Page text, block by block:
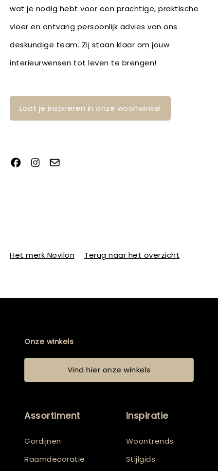
wat je nodig hebt voor een prachtige, praktische
vloer en ontvang persoonlijk advies van ons
deskundige team. Zij staan klaar om jouw
interieurwensen tot leven te brengen!
Laat je inspireren in onze woonwinkel
Het merk Novilon Terug naar het overzicht
Onze winkels
Vind hier onze winkels
Assortiment
Gordijnen
Raamdecoratie
Inspiratie
Woontrends
Stijlgids